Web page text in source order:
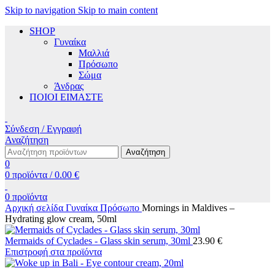
Skip to navigation Skip to main content
SHOP
Γυναίκα
Μαλλιά
Πρόσωπο
Σώμα
Άνδρας
ΠΟΙΟΙ ΕΙΜΑΣΤΕ
Σύνδεση / Εγγραφή
Αναζήτηση
Αναζήτηση
0
0 προϊόντα / 0.00 €
0 προϊόντα
Αρχική σελίδα Γυναίκα Πρόσωπο Mornings in Maldives –
Hydrating glow cream, 50ml
Mermaids of Cyclades - Glass skin serum, 30ml 23.90 €
Επιστροφή στα προϊόντα